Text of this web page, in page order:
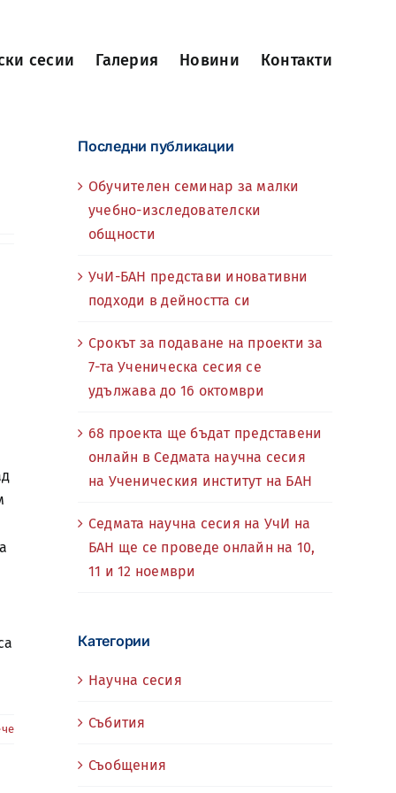
сесии Галерия Новини Контакти
Последни публикации
Обучителен семинар за малки
учебно-изследователски
общности
УчИ-БАН представи иновативни
подходи в дейността си
Срокът за подаване на проекти за
7-та Ученическа сесия се
удължава до 16 октомври
68 проекта ще бъдат представени
онлайн в Седмата научна сесия
на Ученическия институт на БАН
Седмата научна сесия на УчИ на
БАН ще се проведе онлайн на 10,
11 и 12 ноември
Категории
Научна сесия
Събития
Съобщения